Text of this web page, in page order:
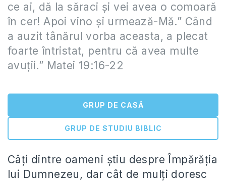
ce ai, dă la săraci şi vei avea o comoară
în cer! Apoi vino şi urmează-Mă.” Când
a auzit tânărul vorba aceasta, a plecat
foarte întristat, pentru că avea multe
avuţii.” Matei 19:16-22
GRUP DE CASĂ
GRUP DE STUDIU BIBLIC
Câți dintre oameni știu despre Împărăția
lui Dumnezeu, dar cât de mulți doresc